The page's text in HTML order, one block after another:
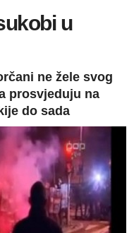
u
ne žele svog
prosvjeduju na
do sada